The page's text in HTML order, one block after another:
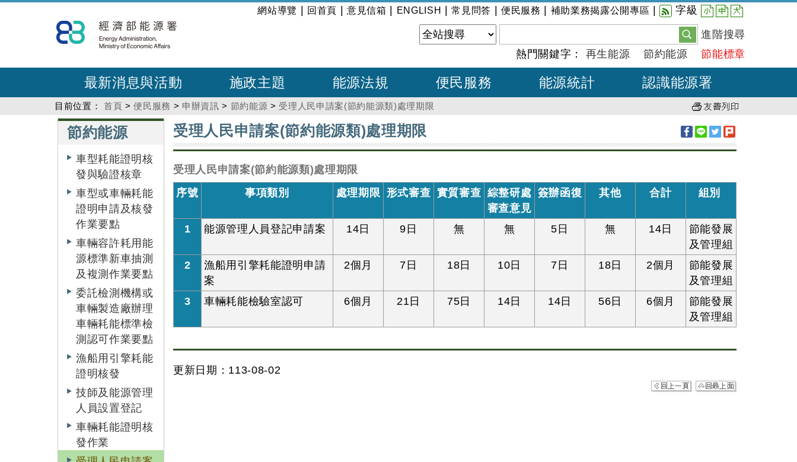
到
主
內
:::
網站導覽 回首頁 意見信箱 ENGLISH |常見問答 便民服務 補助業務揭露公開專區 字級 小 中 大
進階搜尋
熱門關鍵字： 再生能源 節約能源 節能標章
最新消息與活動 施政主題 能源法規 便民服務 能源統計 認識能源署
目前位置： 首頁 >便民服務 > 申辦資訊 > 節約能源 > 受理人民申請案(節約能源類)處理期限
:::節約能源
車型耗能證明核
發與驗證核章
車型或車輛耗能
證明申請及核發
作業要點
車輛容許耗用能
源標準新車抽測
及複測作業要點
委託檢測機構或
車輛製造廠辦理
車輛耗能標準檢
測認可作業要點
漁船用引擎耗能
證明核發
技師及能源管理
人員設置登記
車輛耗能證明核
發作業
:::
受理人民申請案(節約能源類)處理期限
受理人民申請案(節約能源類)處理期限
序號
事項類別 處理期限 形式審查 實質審查 綜整研處
審查意見
簽辦函復 其他 合計 組別
1 能源管理人員登記申請案 14日 9日 無 無 5日 無 14日
節能發展
及管理組
2
漁船用引擎耗能證明申請
案
2個月 7日 18日 10日 7日 18日 2個月
節能發展
及管理組
3
車輛耗能檢驗室認可 6個月 21日 75日 14日 14日 56日 6個月
節能發展
及管理組
更新日期：113-08-02